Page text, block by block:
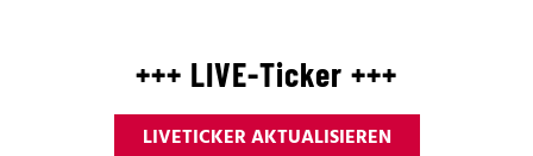
+++ LIVE-Ticker +++
LIVETICKER AKTUALISIEREN